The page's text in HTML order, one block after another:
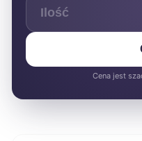
Cena jest